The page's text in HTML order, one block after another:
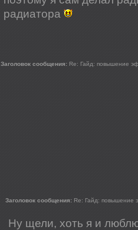
радиатора
Заголовок сообщения: Re: Гайд: повышение
Заголовок сообщения: Re: Гайд: повышение
Ну щели, хоть я и